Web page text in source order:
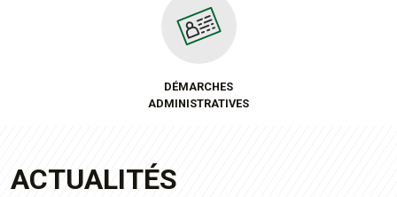
DÉMARCHES
ADMINISTRATIVES
ACTUALITÉS